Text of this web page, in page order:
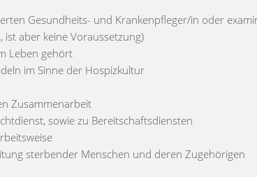
Gesundheits- und Krankenpfleger/in oder
ist aber keine Voraussetzung)
Leben gehört
im Sinne der Hospizkultur
Zusammenarbeit
sowie zu Bereitschaftsdiensten
sterbender Menschen und deren Zugehörigen